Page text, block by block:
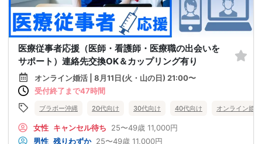
医療従事者応援（医師・看護師・医療職の出会いを
サポート）連絡先交換OK＆カップリング有り
オンライン婚活 | 8月11日(火・山の日) 21:00〜
受付終了まで47時間
ブラボー沖縄 20代向け 30代向け 40代向け オンライン婚活
女性 キャンセル待ち 25〜49歳 11,000円
男性 残りわずか 25〜49歳 11,000円